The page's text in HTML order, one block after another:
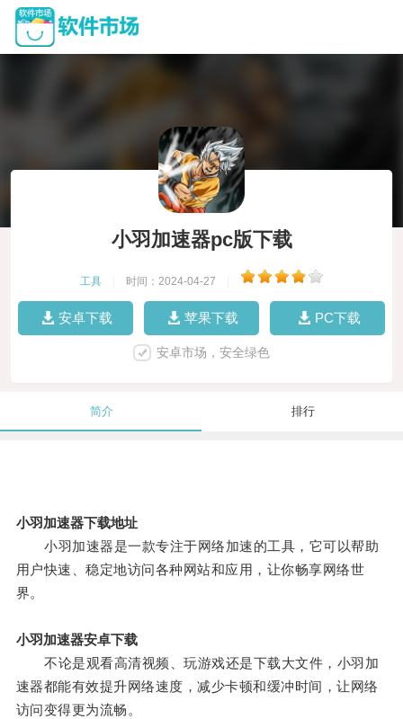
小羽加速器pc版下载
工具 时间：2024-04-27
安卓下载 苹果下载 PC下载
安卓市场，安全绿色
简介 排行
小羽加速器下载地址
小羽加速器是一款专注于网络加速的工具，它可以帮助
用户快速、稳定地访问各种网站和应用，让你畅享网络世
界。
小羽加速器安卓下载
不论是观看高清视频、玩游戏还是下载大文件，小羽加
速器都能有效提升网络速度，减少卡顿和缓冲时间，让网络
访问变得更为流畅。